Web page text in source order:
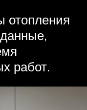
отопления
работ.